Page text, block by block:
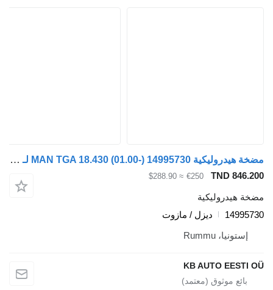
مضخة هيدروليكية MAN TGA 18.430 (01.00-) 14995730 لـ الشاحنات MAN 4-series, TGA (1993-2009)
TND 846.200
€250
≈ $288.90
مضخة هيدروليكية
14995730
ديزل / مازوت
إستونيا، Rummu
KB AUTO EESTI OÜ